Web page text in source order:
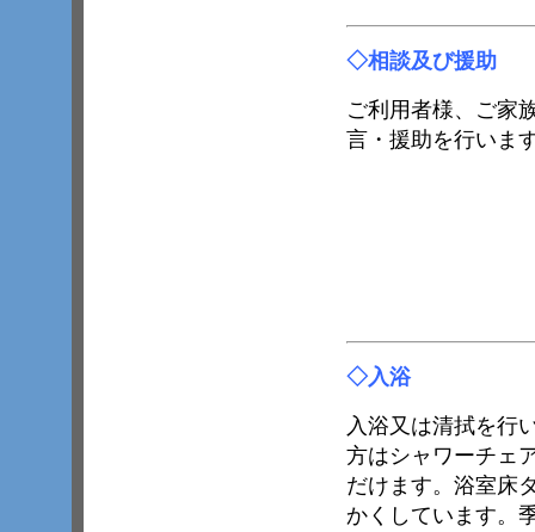
◇相談及び援助
ご利用者様、ご家
言・援助を行いま
◇入浴
入浴又は清拭を行
方はシャワーチェ
だけます。浴室床
かくしています。